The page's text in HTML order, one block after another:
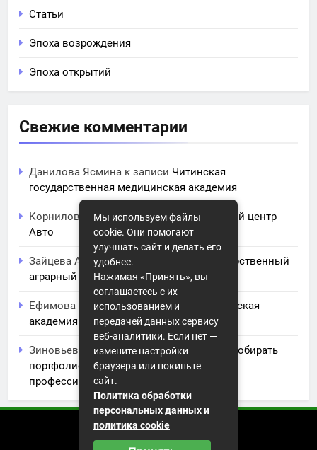
Статьи
Эпоха возрождения
Эпоха открытий
Свежие комментарии
Данилова Ясмина к записи Читинская
государственная медицинская академия
Корнилова Анитак записиЧПОУ Учебный центр
Авто
Зайцева Аринак записи
Курский государственный
аграрный университет им. И.И. Иванова
Ефимова Лидияк записиСеверо-Кавказская
академия управления
Зиновьев Радомирк записиИскусство собирать
портфолио: советы и заметки для
профессионального роста
Мы используем файлы
cookie. Они помогают
улучшать сайт и делать его
удобнее.
Нажимая «Принять», вы
соглашаетесь с их
использованием и
передачей данных сервису
веб-аналитики. Если нет —
измените настройки
браузера или покиньте
сайт.
Политика обработки
персональных данных и
политика cookie